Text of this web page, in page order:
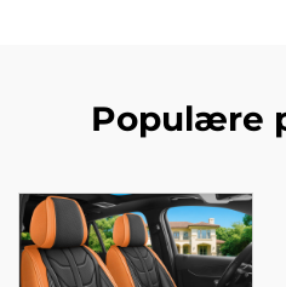
Populære